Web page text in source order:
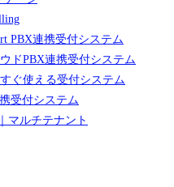
PBX連携受付システム
ドPBX連携受付システム
ぐ使える受付システム
受付システム
マルチテナント